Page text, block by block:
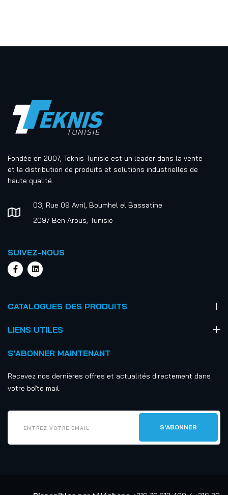
Fondée en 2007, Teknis Tunisie est un leader dans la vente
et la distribution de produits et solutions industrielles de
haute qualité.
03, Rue 09 Avril, Boumhel el Bassatine
2097 Ben Arous, Tunisie
SUIVEZ-NOUS
CATALOGUES DES PRODUITS
LIENS UTILES
S'ABONNER MAINTENANT
Recevez nos dernières offres et actualités directement dans
votre boîte mail.